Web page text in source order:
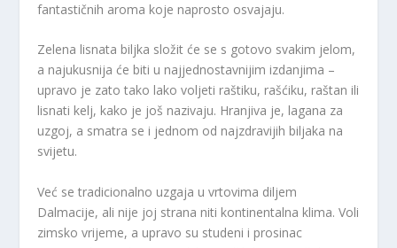
fantastičnih aroma koje naprosto osvajaju.
Zelena lisnata biljka složit će se s gotovo svakim jelom,
a najukusnija će biti u najjednostavnijim izdanjima –
upravo je zato tako lako voljeti raštiku, rašćiku, raštan ili
lisnati kelj, kako je još nazivaju. Hranjiva je, lagana za
uzgoj, a smatra se i jednom od najzdravijih biljaka na
svijetu.
Već se tradicionalno uzgaja u vrtovima diljem
Dalmacije, ali nije joj strana niti kontinentalna klima. Voli
zimsko vrijeme, a upravo su studeni i prosinac